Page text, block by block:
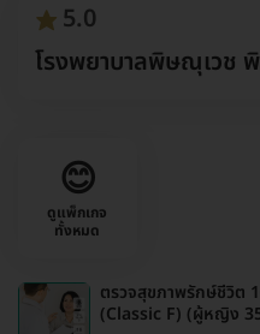
5.0
โรงพยาบาลพิษณุเวช
😊
ดูแพ็กเกจ
ทั้งหมด
ตรวจสุขภาพรักษ์ชีวิต
(Classic F) (ผู้หญิง